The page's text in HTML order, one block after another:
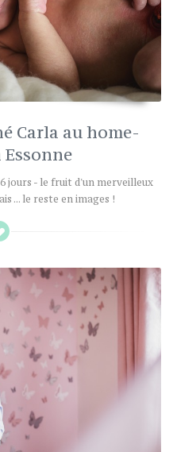
Carla au home-
jours - le fruit d'un merveilleux
... le reste en images !